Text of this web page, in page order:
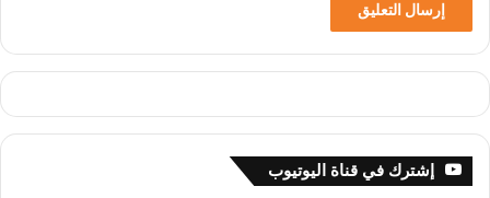
إشترك في قناة اليوتيوب